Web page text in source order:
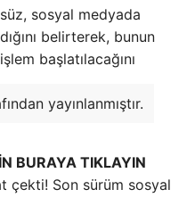
sosyal medyada
belirterek, bunun
başlatılacağını
yayınlanmıştır.
BURAYA TIKLAYIN